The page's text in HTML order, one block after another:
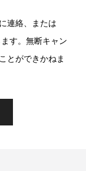
連絡、または
す。無断キャン
とができかねま